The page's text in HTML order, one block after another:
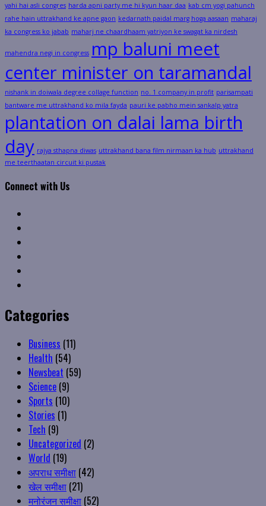
yahi hai asli congres harda apni party me hi kyun haar daa kab cm yogi pahunch
rahe hain uttrakhand ke apne gaon kedarnath paidal marg hoga aasaan maharaj
ka congress ko jabab maharj ne chaardhaam yatriyon ke swagat ka nirdesh
mahendra negi in congress mp baluni meet
center minister on taramandal
nishank in doiwala degree collage function no. 1 company in profit parisampati
bantware me uttrakhand ko mila fayda pauri ke pabho mein sankalp yatra
plantation on dalai lama birth
day rajya sthapna diwas uttrakhand bana film nirmaan ka hub uttrakhand
me teerthaatan circuit ki pustak
Connect with Us
Categories
Business (11)
Health (54)
Newsbeat (59)
Science (9)
Sports (10)
Stories (1)
Tech (9)
Uncategorized (2)
World (19)
अपराध समीक्षा (42)
खेल समीक्षा (21)
मनोरंजन समीक्षा (52)